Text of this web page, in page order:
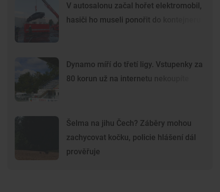
V autosalonu začal hořet elektromobil,
hasiči ho museli ponořit do kontejneru
Dynamo míří do třetí ligy. Vstupenky za
80 korun už na internetu nekoupíte
Šelma na jihu Čech? Záběry mohou
zachycovat kočku, policie hlášení dál
prověřuje